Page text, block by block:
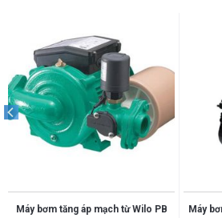
Máy bơm tăng áp mạch từ Wilo PB
Máy